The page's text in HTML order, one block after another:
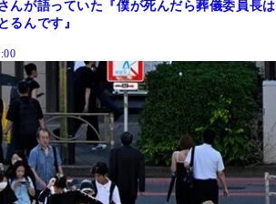
んが語っていた『僕が死んだら葬儀委員長は
るんです』